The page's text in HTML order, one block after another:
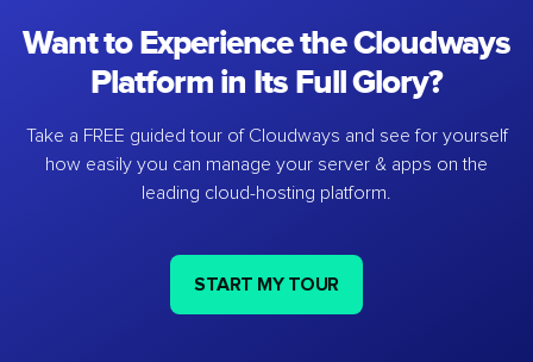
Want to Experience the Cloudways
Platform in Its Full Glory?
Take a FREE guided tour of Cloudways and see for yourself
how easily you can manage your server & apps on the
leading cloud-hosting platform.
START MY TOUR